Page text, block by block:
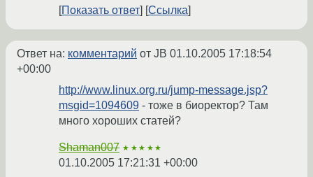
Показать ответ Ссылка
Ответ на: комментарий от JB 01.10.2005 17:18:54
+00:00
http://www.linux.org.ru/jump-message.jsp?
msgid=1094609 - тоже в биоректор? Там
много хороших статей?
Shaman007 ★★★★★
01.10.2005 17:21:31 +00:00